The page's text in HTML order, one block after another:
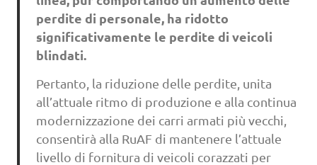
perdite di personale, ha ridotto
significativamente le perdite di veicoli
blindati.
Pertanto, la riduzione delle perdite, unita
all’attuale ritmo di produzione e alla continua
modernizzazione dei carri armati più vecchi,
consentirà alla RuAF di mantenere l’attuale
livello di fornitura di veicoli corazzati per